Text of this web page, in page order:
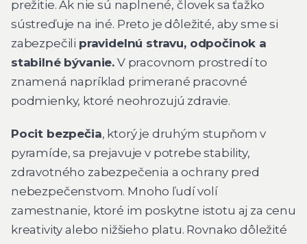
prežitie. Ak nie sú naplnené, človek sa ťažko
sústreďuje na iné. Preto je dôležité, aby sme si
zabezpečili pravidelnú stravu, odpočinok a
stabilné bývanie. V pracovnom prostredí to
znamená napríklad primerané pracovné
podmienky, ktoré neohrozujú zdravie.
Pocit bezpečia, ktorý je druhým stupňom v
pyramíde, sa prejavuje v potrebe stability,
zdravotného zabezpečenia a ochrany pred
nebezpečenstvom. Mnoho ľudí volí
zamestnanie, ktoré im poskytne istotu aj za cenu
kreativity alebo nižšieho platu. Rovnako dôležité